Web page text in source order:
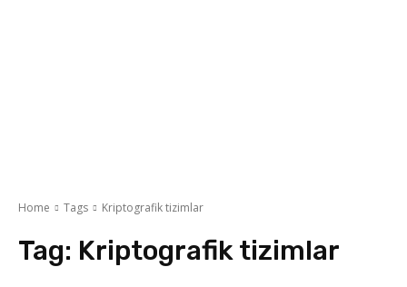
Home Tags Kriptografik tizimlar
Tag: Kriptografik tizimlar